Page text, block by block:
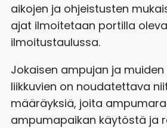
aikojen ja ohjeistusten
ajat ilmoitetaan portilla
ilmoitustaulussa.
Jokaisen ampujan ja
liikkuvien on noudatettava
määräyksiä, joita
ampumapaikan käytöstä ja